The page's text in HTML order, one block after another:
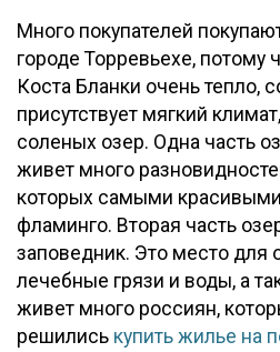
Много покупателей
городе Торревьехе, потому
Коста Бланки очень тепло,
присутствует мягкий
соленых озер. Одна часть
живет много
которых самыми
фламинго. Вторая часть
заповедник. Это место для
лечебные грязи и воды, а
живет много россиян,
решились купить жилье на